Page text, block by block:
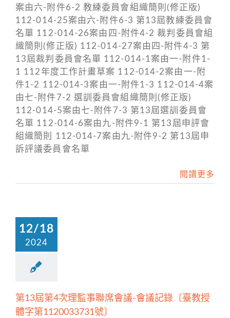
案由六-附件6-2 教練委員會組織簡則(修正版)
112-014-25案由六-附件6-3 第13屆教練委員會
名單 112-014-26案由四-附件4-2 裁判委員會組
織簡則(修正版) 112-014-27案由四-附件4-3 第
13屆裁判委員會名單 112-014-1案由一-附件1-
1 112年度工作計畫草案 112-014-2案由一-附
件1-2 112-014-3案由一-附件1-3 112-014-4案
由七-附件7-2 選訓委員會組織簡則(修正版)
112-014-5案由七-附件7-3 第13屆選訓委員會
名單 112-014-6案由九-附件9-1 第13屆申評會
組織簡則 112-014-7案由九-附件9-2 第13屆申
訴評議委員會名單
閱讀更多
12/18
2024
第13屆第4次理監事聯席會議-會議記錄〔臺教授
體字第1120033731號〕